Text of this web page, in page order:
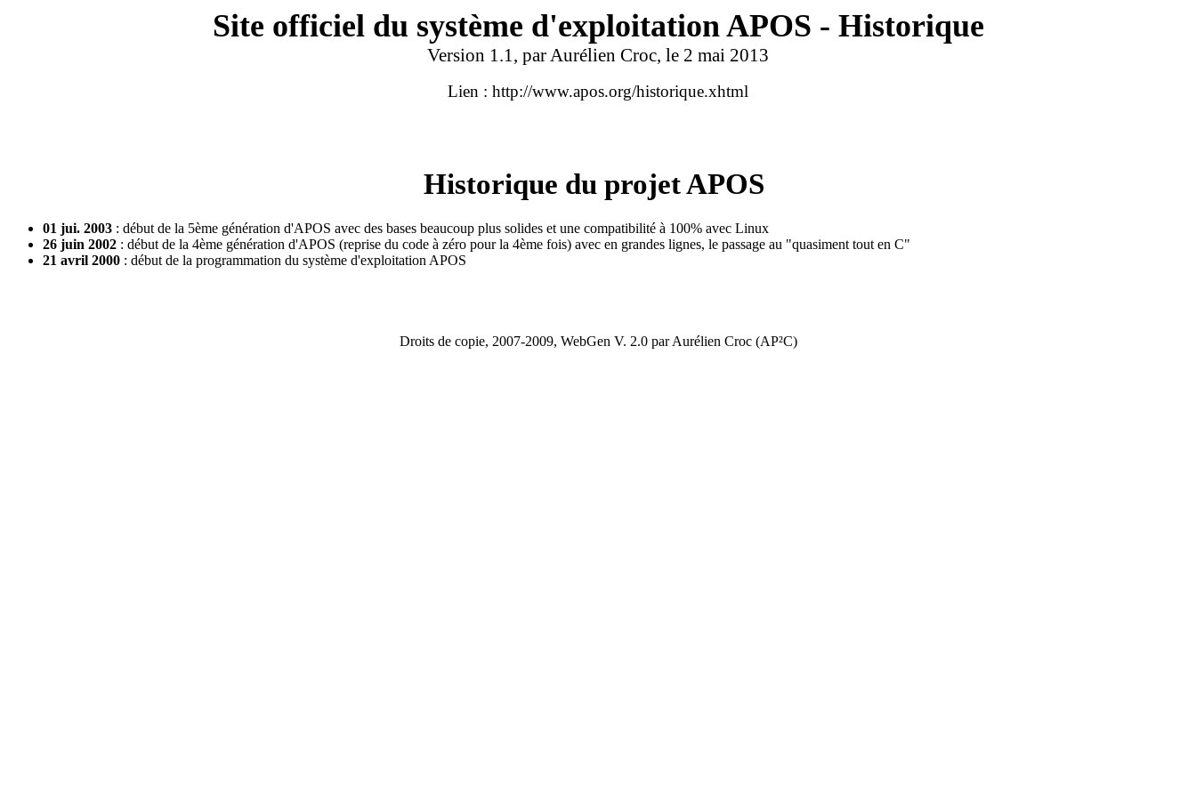
Site officiel du système d'exploitation APOS - Historique
Version 1.1, par Aurélien Croc, le 2 mai 2013
Lien : http://www.apos.org/historique.xhtml
Historique du projet APOS
01 jui. 2003 : début de la 5ème génération d'APOS avec des bases beaucoup plus solides et une compatibilité à 100% avec Linux
26 juin 2002 : début de la 4ème génération d'APOS (reprise du code à zéro pour la 4ème fois) avec en grandes lignes, le passage au "quasiment tout en C"
21 avril 2000 : début de la programmation du système d'exploitation APOS
Droits de copie, 2007-2009, WebGen V. 2.0 par Aurélien Croc (AP²C)